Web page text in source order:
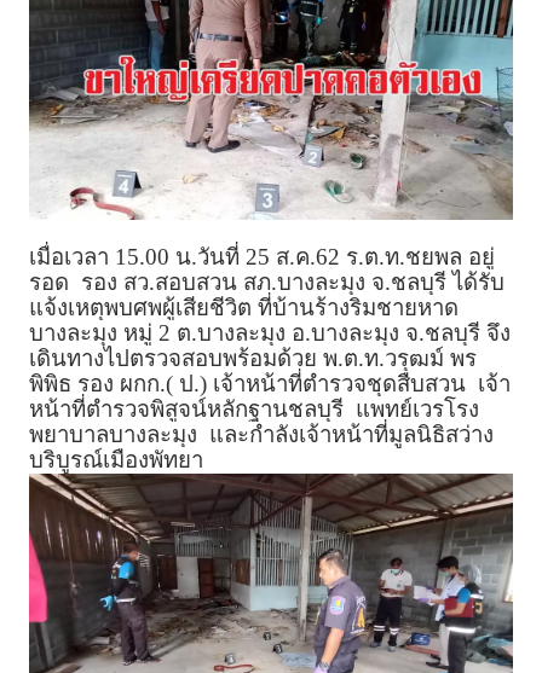
เมื่อเวลา 15.00 น.วันที่ 25 ส.ค.62 ร.ต.ท.ชยพล อยู่
รอด รอง สว.สอบสวน สภ.บางละมุง จ.ชลบุรี ได้รับ
แจ้งเหตุพบศพผู้เสียชีวิต ที่บ้านร้างริมชายหาด
บางละมุง หมู่ 2 ต.บางละมุง อ.บางละมุง จ.ชลบุรี จึง
เดินทางไปตรวจสอบพร้อมด้วย พ.ต.ท.วรุฒม์ พร
พิพิธ รอง ผกก.( ป.) เจ้าหน้าที่ตำรวจชุดสืบสวน เจ้า
หน้าที่ตำรวจพิสูจน์หลักฐานชลบุรี แพทย์เวรโรง
พยาบาลบางละมุง และกำลังเจ้าหน้าที่มูลนิธิสว่าง
บริบูรณ์เมืองพัทยา